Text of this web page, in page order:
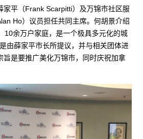
家平（Frank Scarpitti）及万锦市社区服
Ho）议员担任共同主席。何胡景介绍
10余万户家庭，是一个极具多元化的城
由薛家平市长所提议，并与相关团体进
旨是要推广美化万锦市，同时庆祝加拿